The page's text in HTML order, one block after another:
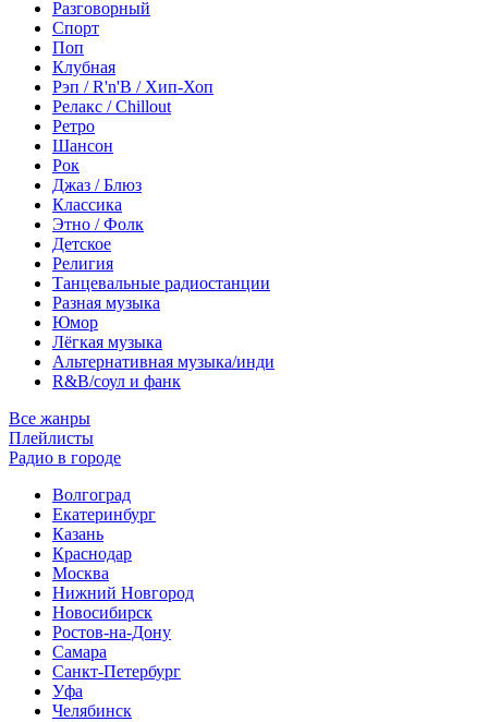
Разговорный
Спорт
Поп
Клубная
Рэп / R'n'B / Хип-Хоп
Релакс / Chillout
Ретро
Шансон
Рок
Джаз / Блюз
Классика
Этно / Фолк
Детское
Религия
Танцевальные радиостанции
Разная музыка
Юмор
Лёгкая музыка
Альтернативная музыка/инди
R&B/cоул и фанк
Все жанры
Плейлисты
Радио в городе
Волгоград
Екатеринбург
Казань
Краснодар
Москва
Нижний Новгород
Новосибирск
Ростов-на-Дону
Самара
Санкт-Петербург
Уфа
Челябинск